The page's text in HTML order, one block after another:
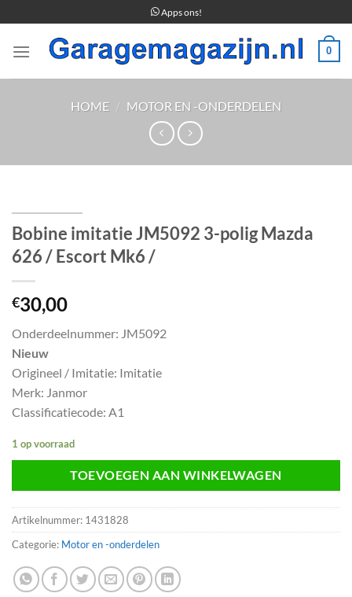
naar
inhoud
Apps ons!
0
HOME / MOTOR EN -ONDERDELEN
Bobine imitatie JM5092 3-polig Mazda
626 / Escort Mk6 /
€30,00
Onderdeelnummer: JM5092
Nieuw
Origineel / Imitatie: Imitatie
Merk: Janmor
Classificatiecode: A1
1 op voorraad
TOEVOEGEN AAN WINKELWAGEN
Artikelnummer: 1431828
Categorie: Motor en -onderdelen